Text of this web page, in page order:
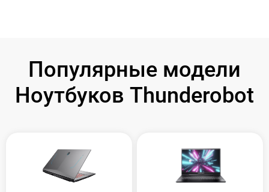
Популярные модели
Ноутбуков Thunderobot